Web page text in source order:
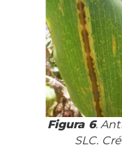
Figura 6.
SLC.